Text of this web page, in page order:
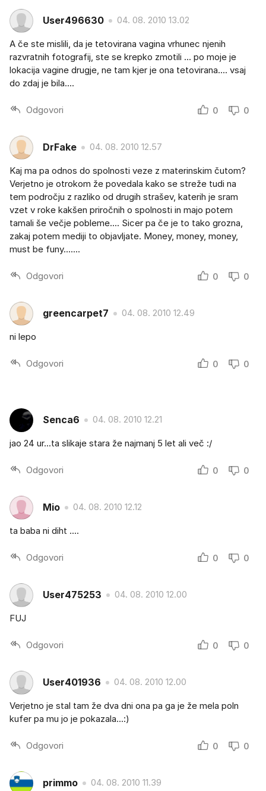
User496630 04. 08. 2010 13.02
A če ste mislili, da je tetovirana vagina vrhunec njenih
razvratnih fotografij, ste se krepko zmotili ... po moje je
lokacija vagine drugje, ne tam kjer je ona tetovirana.... vsaj
do zdaj je bila....
Odgovori 0 0
DrFake 04. 08. 2010 12.57
Kaj ma pa odnos do spolnosti veze z materinskim čutom?
Verjetno je otrokom že povedala kako se streže tudi na
tem področju z razliko od drugih strašev, katerih je sram
vzet v roke kakšen priročnih o spolnosti in majo potem
tamali še večje pobleme.... Sicer pa če je to tako grozna,
zakaj potem mediji to objavljate. Money, money, money,
must be funy.......
Odgovori 0 0
greencarpet7 04. 08. 2010 12.49
ni lepo
Odgovori 0 0
Senca6 04. 08. 2010 12.21
jao 24 ur...ta slikaje stara že najmanj 5 let ali več :/
Odgovori 0 0
Mio 04. 08. 2010 12.12
ta baba ni diht ....
Odgovori 0 0
User475253 04. 08. 2010 12.00
FUJ
Odgovori 0 0
User401936 04. 08. 2010 12.00
Verjetno je stal tam že dva dni ona pa ga je že mela poln
kufer pa mu jo je pokazala...:)
Odgovori 0 0
primmo 04. 08. 2010 11.39